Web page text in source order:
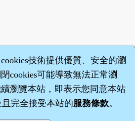
技術提供優質、安全的瀏
cookies可能導致無法正常瀏
瀏覽本站，即表示您同意本站
完全接受本站的服務條款。